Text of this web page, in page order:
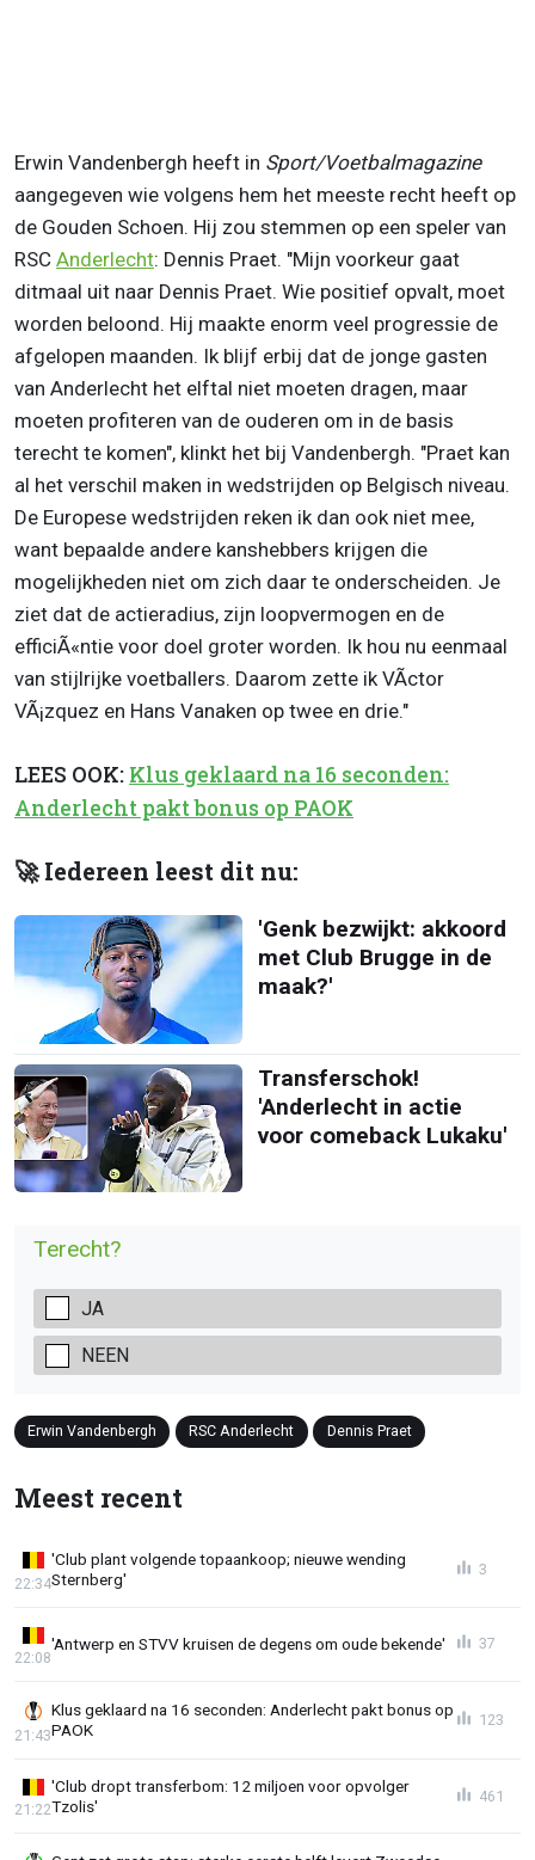
Erwin Vandenbergh heeft in Sport/Voetbalmagazine
aangegeven wie volgens hem het meeste recht heeft op
de Gouden Schoen. Hij zou stemmen op een speler van
RSC Anderlecht: Dennis Praet. "Mijn voorkeur gaat
ditmaal uit naar Dennis Praet. Wie positief opvalt, moet
worden beloond. Hij maakte enorm veel progressie de
afgelopen maanden. Ik blijf erbij dat de jonge gasten
van Anderlecht het elftal niet moeten dragen, maar
moeten profiteren van de ouderen om in de basis
terecht te komen", klinkt het bij Vandenbergh. "Praet kan
al het verschil maken in wedstrijden op Belgisch niveau.
De Europese wedstrijden reken ik dan ook niet mee,
want bepaalde andere kanshebbers krijgen die
mogelijkheden niet om zich daar te onderscheiden. Je
ziet dat de actieradius, zijn loopvermogen en de
efficiÃ«ntie voor doel groter worden. Ik hou nu eenmaal
van stijlrijke voetballers. Daarom zette ik VÃ­ctor
VÃ¡zquez en Hans Vanaken op twee en drie."
LEES OOK: Klus geklaard na 16 seconden:
Anderlecht pakt bonus op PAOK
🚀 Iedereen leest dit nu:
'Genk bezwijkt: akkoord
met Club Brugge in de
maak?'
Transferschok!
'Anderlecht in actie
voor comeback Lukaku'
Terecht?
JA
NEEN
Erwin Vandenbergh RSC Anderlecht Dennis Praet
Meest recent
'Club plant volgende topaankoop; nieuwe wending
Sternberg'
22:34
3
'Antwerp en STVV kruisen de degens om oude bekende'
22:08
37
Klus geklaard na 16 seconden: Anderlecht pakt bonus op
PAOK
21:43
123
'Club dropt transferbom: 12 miljoen voor opvolger
Tzolis'
21:22
461